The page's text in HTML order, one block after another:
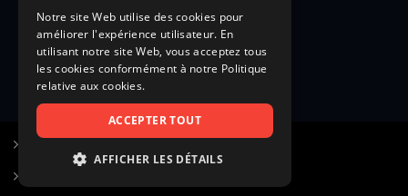
Notre site Web utilise des cookies pour
améliorer l'expérience utilisateur. En
utilisant notre site Web, vous acceptez tous
les cookies conformément à notre Politique
relative aux cookies.
ACCEPTER TOUT
AFFICHER LES DÉTAILS